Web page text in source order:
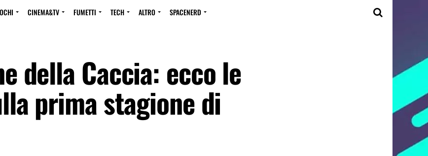
CINEMA&TV FUMETTI TECH ALTRO SPACENERD
della Caccia: ecco le
prima stagione di